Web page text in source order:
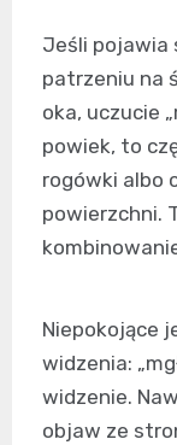
Jeśli pojawia
patrzeniu na
oka, uczucie
powiek, to
rogówki albo
powierzchni.
Niepokojące
widzenia:
widzenie.
objaw ze